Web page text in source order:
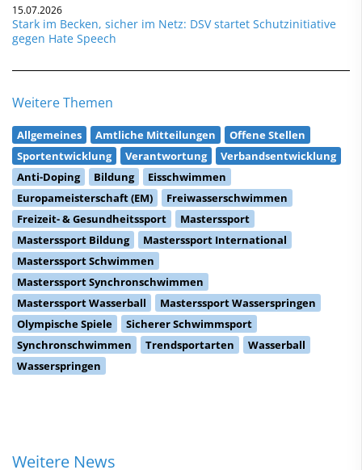
15.07.2026
Stark im Becken, sicher im Netz: DSV startet Schutzinitiative
gegen Hate Speech
Weitere Themen
Allgemeines Amtliche Mitteilungen
Offene Stellen
Sportentwicklung
Verantwortung
Verbandsentwicklung
Anti-Doping
Bildung
Eisschwimmen
Europameisterschaft (EM)
Freiwasserschwimmen
Freizeit- & Gesundheitssport
Masterssport
Masterssport Bildung
Masterssport International
Masterssport Schwimmen
Masterssport Synchronschwimmen
Masterssport Wasserball
Masterssport Wasserspringen
Olympische Spiele
Sicherer Schwimmsport
Synchronschwimmen
Trendsportarten
Wasserball
Wasserspringen
Weitere News